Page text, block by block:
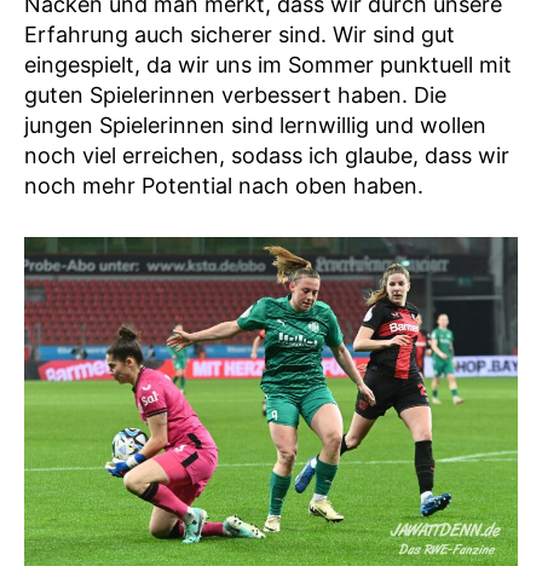
Erfahrung auch sicherer sind. Wir sind gut
eingespielt, da wir uns im Sommer punktuell mit
guten Spielerinnen verbessert haben. Die
jungen Spielerinnen sind lernwillig und wollen
noch viel erreichen, sodass ich glaube, dass wir
noch mehr Potential nach oben haben.